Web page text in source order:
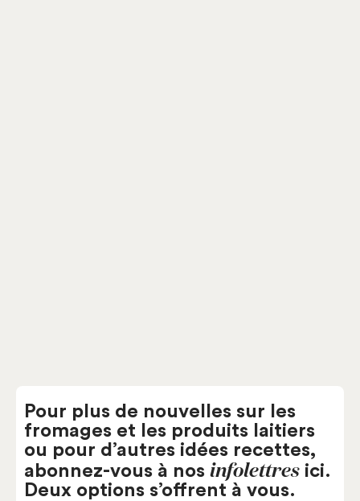
Pour plus de nouvelles sur les
fromages et les produits laitiers
ou pour d’autres idées recettes,
abonnez-vous à nos infolettres ici.
Deux options s’offrent à vous.